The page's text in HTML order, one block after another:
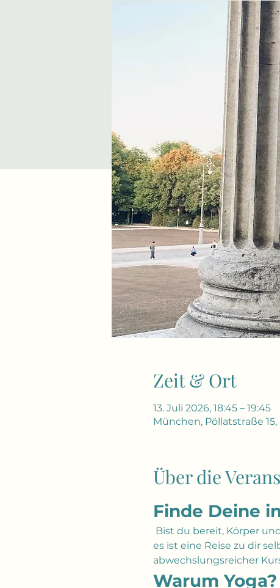
Zeit & Ort
13. Juli 2026, 18:45 – 19:45
München, Pöllatstraße
Über die
Finde Deine
Bist du bereit, Körper
es ist eine Reise zu dir
abwechslungsreicher
Warum Yoga?